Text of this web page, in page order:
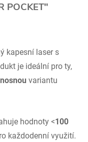
POCKET"
kapesní laser s
je ideální pro ty,
variantu
hodnoty <100
každodenní využití.